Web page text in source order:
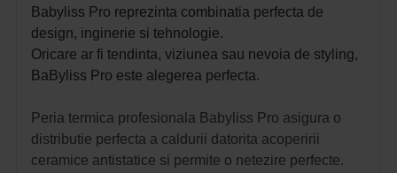
Babyliss Pro reprezinta combinatia perfecta de
design, inginerie si tehnologie.
Oricare ar fi tendinta, viziunea sau nevoia de styling,
BaByliss Pro este alegerea perfecta.
Peria termica profesionala Babyliss Pro asigura o
distributie perfecta a caldurii datorita acoperirii
ceramice antistatice si permite o netezire perfecte.